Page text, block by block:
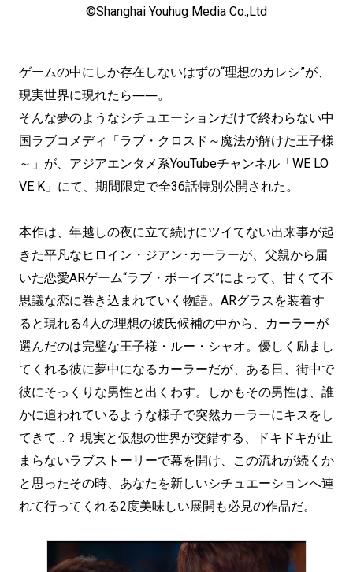
©Shanghai Youhug Media Co.,Ltd
ゲームの中にしか存在しないはずの“理想のカレシ”が、
現実世界に現れたら――。
そんな夢のようなシチュエーションだけで終わらない中
国ラブコメディ「ラブ・クロスド～魔法が解けた王子様
～」が、アジアエンタメ系YouTubeチャンネル「WE LO
VE K」にて、期間限定で全36話特別公開された。
本作は、年越しの夜に立て続けにツイてない出来事が起
きた平凡なヒロイン・ジアン･カーラーが、父親から届
いた恋愛ARゲーム“ラブ・ボーイズ”によって、甘くて不
思議な恋に巻き込まれていく物語。ARグラスを装着す
ると現れる4人の理想の彼氏候補の中から、カーラーが
選んだのは完璧な王子様・ルー・シャオ。優しく励まし
てくれる彼に夢中になるカーラーだが、ある日、街中で
彼にそっくりな男性と出くわす。しかもその男性は、誰
かに追われているような様子で突然カーラーにキスをし
てきて…？ 現実と仮想の世界が交錯する、ドキドキが止
まらないラブストーリーで幕を開け、この流れが続くか
と思ったその時、あなたを新しいシチュエーションへ連
れて行ってくれる2度美味しい展開も必見の作品だ。